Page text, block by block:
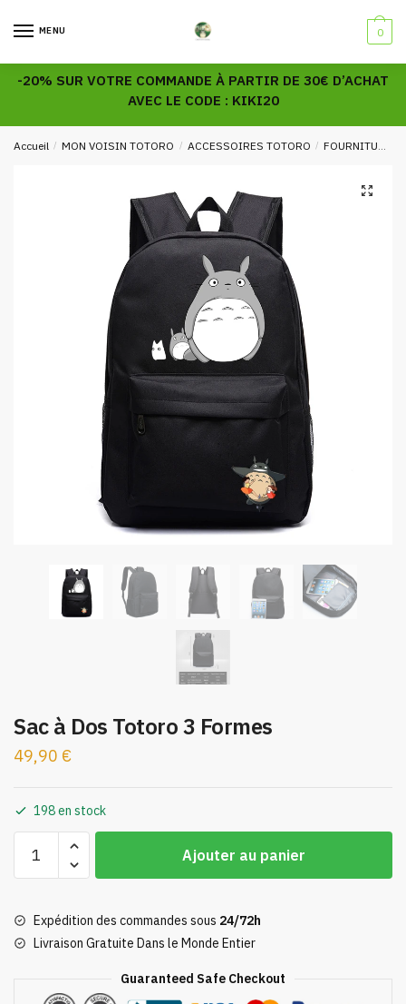
MENU 0
-20% SUR VOTRE COMMANDE À PARTIR DE 30€ D’ACHAT
AVEC LE CODE : KIKI20
Accueil / MON VOISIN TOTORO / ACCESSOIRES TOTORO / FOURNITURES SCOLAIRES TOTORO
🔍
Sac à Dos Totoro 3 Formes
49,90 €
198 en stock
Dos
Totoro
Formes
Ajouter au panier
Expédition des commandes sous 24/72h
Livraison Gratuite Dans le Monde Entier
Guaranteed Safe Checkout